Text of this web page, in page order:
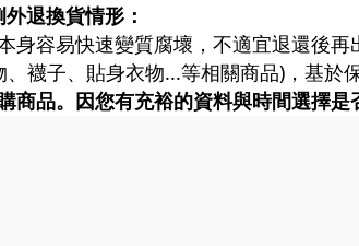
退換貨情形：
容易快速變質腐壞，不適宜退還後再
襪子、貼身衣物...等相關商品)，基於
品。因您有充裕的資料與時間選擇是